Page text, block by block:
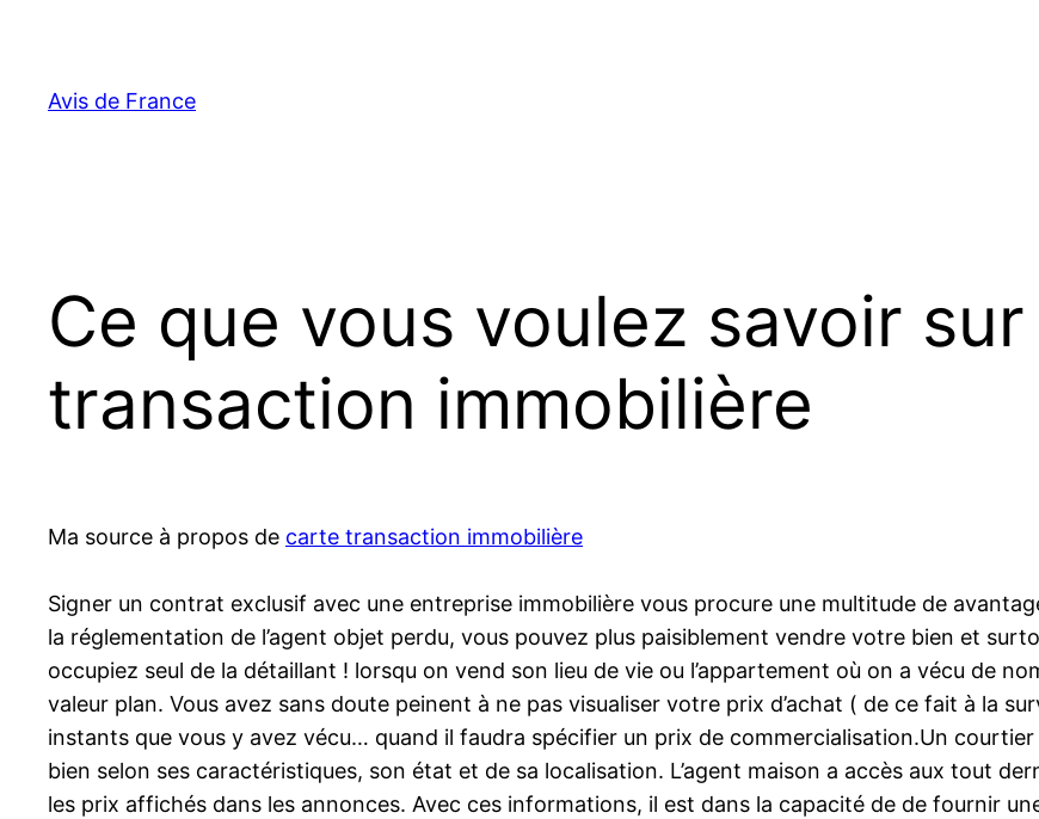
contenu
Avis de France
Ce que vous voulez savoir
transaction immobilière
Ma source à propos de carte transaction immobilière
Signer un contrat exclusif avec une entreprise immobilière vous procure une multitude de
la réglementation de l’agent objet perdu, vous pouvez plus paisiblement vendre votre bien et
occupiez seul de la détaillant ! lorsqu on vend son lieu de vie ou l’appartement où on a vécu de
valeur plan. Vous avez sans doute peinent à ne pas visualiser votre prix d’achat ( de ce fait à la
instants que vous y avez vécu… quand il faudra spécifier un prix de commercialisation.Un
bien selon ses caractéristiques, son état et de sa localisation. L’agent maison a accès aux tout
les prix affichés dans les annonces. Avec ces informations, il est dans la capacité de de fournir